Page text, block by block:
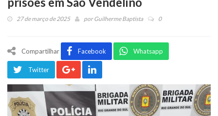
27 de março de 2025 porGuilherme Baptista 0
Compartilhar Facebook Whatsapp
Twitter